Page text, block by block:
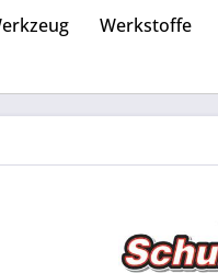
Werkstoffe